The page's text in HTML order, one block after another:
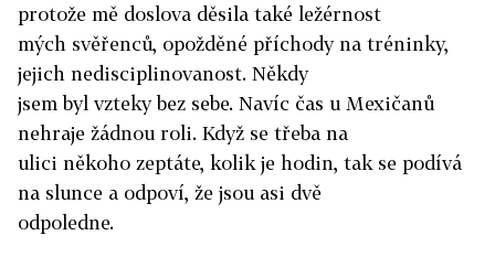
protože mě doslova děsila také ležérnost
mých svěřenců, opožděné příchody na tréninky,
jejich nedisciplinovanost. Někdy
jsem byl vzteky bez sebe. Navíc čas u Mexičanů
nehraje žádnou roli. Když se třeba na
ulici někoho zeptáte, kolik je hodin, tak se podívá
na slunce a odpoví, že jsou asi dvě
odpoledne.